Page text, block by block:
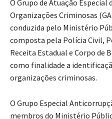
O Grupo de Atuação Especial
Organizações Criminosas
conduzida pelo Ministério
composta pela Polícia Civil,
Receita Estadual e Corpo de
como finalidade a
organizações criminosas.
O Grupo Especial
membros do Ministério